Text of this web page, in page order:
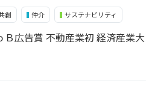
創 仲介 サステナビリティ
広告賞 不動産業初 経済産業